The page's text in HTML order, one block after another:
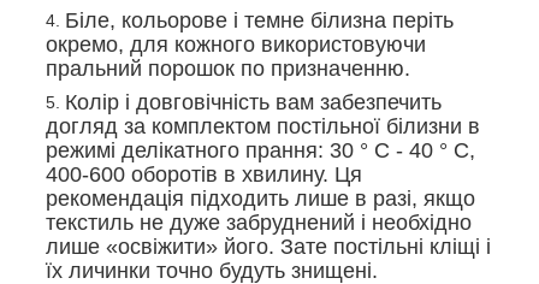
Біле, кольорове і темне білизна періть
окремо, для кожного використовуючи
пральний порошок по призначенню.
Колір і довговічність вам забезпечить
догляд за комплектом постільної білизни в
режимі делікатного прання: 30 ° С - 40 ° С,
400-600 оборотів в хвилину. Ця
рекомендація підходить лише в разі, якщо
текстиль не дуже забруднений і необхідно
лише «освіжити» його. Зате постільні кліщі і
їх личинки точно будуть знищені.